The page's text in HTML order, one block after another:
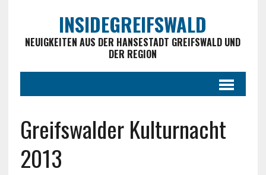
INSIDEGREIFSWALD
NEUIGKEITEN AUS DER HANSESTADT GREIFSWALD UND
DER REGION
Greifswalder Kulturnacht
2013